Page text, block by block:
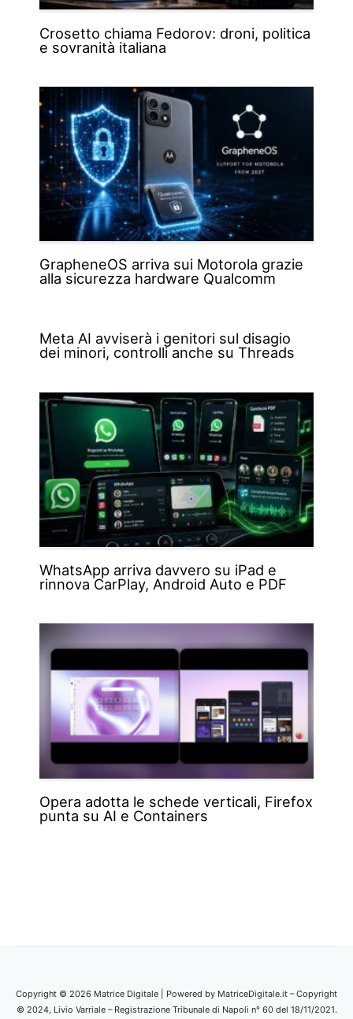
Crosetto chiama Fedorov: droni, politica
e sovranità italiana
GrapheneOS arriva sui Motorola grazie
alla sicurezza hardware Qualcomm
Meta AI avviserà i genitori sul disagio
dei minori, controlli anche su Threads
WhatsApp arriva davvero su iPad e
rinnova CarPlay, Android Auto e PDF
Opera adotta le schede verticali, Firefox
punta su AI e Containers
Copyright © 2026 Matrice Digitale | Powered by MatriceDigitale.it – Copyright
© 2024, Livio Varriale – Registrazione Tribunale di Napoli n° 60 del 18/11/2021.